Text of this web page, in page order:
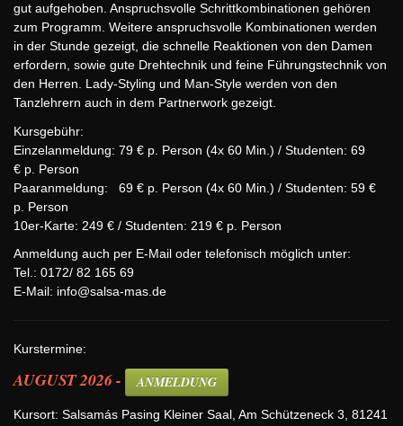
gut aufgehoben. Anspruchsvolle Schrittkombinationen gehören
zum Programm. Weitere anspruchsvolle Kombinationen werden
in der Stunde gezeigt, die schnelle Reaktionen von den Damen
erfordern, sowie gute Drehtechnik und feine Führungstechnik von
den Herren. Lady-Styling und Man-Style werden von den
Tanzlehrern auch in dem Partnerwork gezeigt.
Kursgebühr:
Einzelanmeldung: 79 € p. Person (4x 60 Min.) / Studenten: 69
€ p. Person
Paaranmeldung: 69 € p. Person (4x 60 Min.) / Studenten: 59 €
p. Person
10er-Karte: 249 € / Studenten: 219 € p. Person
Anmeldung auch per E-Mail oder telefonisch möglich unter:
Tel.: 0172/ 82 165 69
E-Mail: info@salsa-mas.de
Kurstermine:
AUGUST 2026 - ANMELDUNG
Kursort: Salsamás Pasing Kleiner Saal, Am Schützeneck 3, 81241